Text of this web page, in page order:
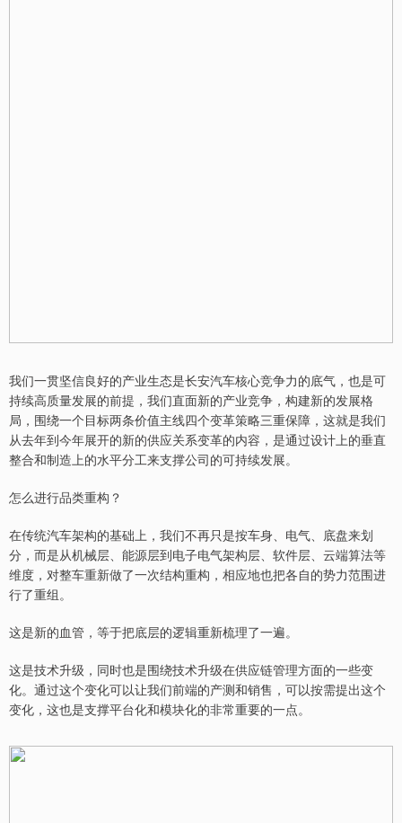
我们一贯坚信良好的产业生态是长安汽车核心竞争力的底气，也是可
持续高质量发展的前提，我们直面新的产业竞争，构建新的发展格
局，围绕一个目标两条价值主线四个变革策略三重保障，这就是我们
从去年到今年展开的新的供应关系变革的内容，是通过设计上的垂直
整合和制造上的水平分工来支撑公司的可持续发展。
怎么进行品类重构？
在传统汽车架构的基础上，我们不再只是按车身、电气、底盘来划
分，而是从机械层、能源层到电子电气架构层、软件层、云端算法等
维度，对整车重新做了一次结构重构，相应地也把各自的势力范围进
行了重组。
这是新的血管，等于把底层的逻辑重新梳理了一遍。
这是技术升级，同时也是围绕技术升级在供应链管理方面的一些变
化。通过这个变化可以让我们前端的产测和销售，可以按需提出这个
变化，这也是支撑平台化和模块化的非常重要的一点。